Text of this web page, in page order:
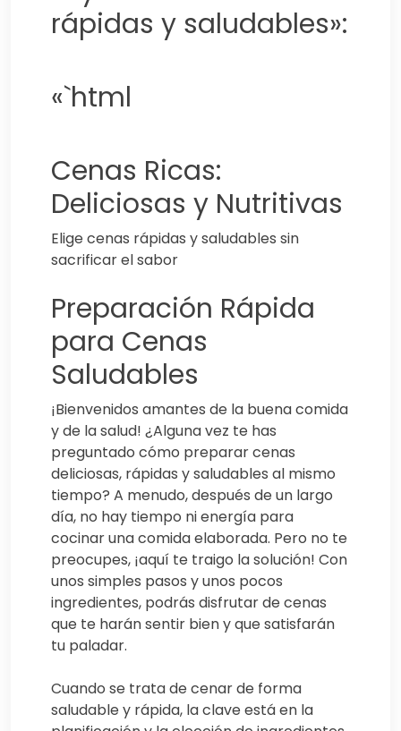
rápidas y saludables»:
«`html
Cenas Ricas:
Deliciosas y Nutritivas
Elige cenas rápidas y saludables sin
sacrificar el sabor
Preparación Rápida
para Cenas
Saludables
¡Bienvenidos amantes de la buena comida
y de la salud! ¿Alguna vez te has
preguntado cómo preparar cenas
deliciosas, rápidas y saludables al mismo
tiempo? A menudo, después de un largo
día, no hay tiempo ni energía para
cocinar una comida elaborada. Pero no te
preocupes, ¡aquí te traigo la solución! Con
unos simples pasos y unos pocos
ingredientes, podrás disfrutar de cenas
que te harán sentir bien y que satisfarán
tu paladar.
Cuando se trata de cenar de forma
saludable y rápida, la clave está en la